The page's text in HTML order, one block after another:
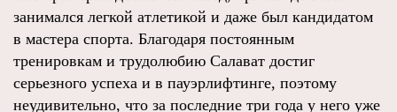
занимался легкой атлетикой и даже был кандидатом
в мастера спорта. Благодаря постоянным
тренировкам и трудолюбию Салават достиг
серьезного успеха и в пауэрлифтинге, поэтому
неудивительно, что за последние три года у него уже